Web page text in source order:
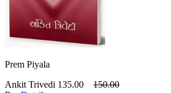
Prem Piyala
Ankit Trivedi 135.00
150.00